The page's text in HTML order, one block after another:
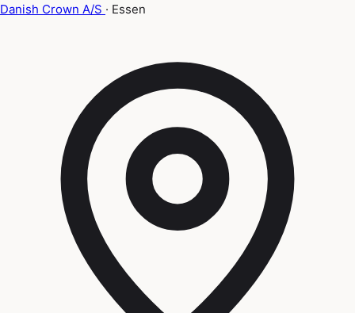
Danish Crown A/S · Essen